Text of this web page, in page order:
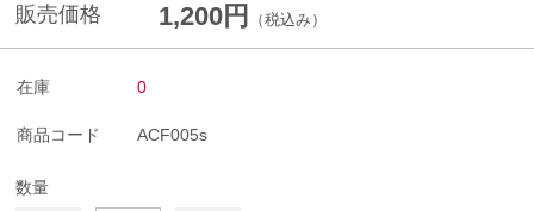
販売価格 1,200円 （税込み）
在庫 0
商品コード ACF005s
数量